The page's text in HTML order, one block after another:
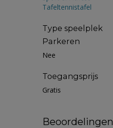
Tafeltennistafel
Type speelplek
Parkeren
Nee
Toegangsprijs
Gratis
Beoordelingen